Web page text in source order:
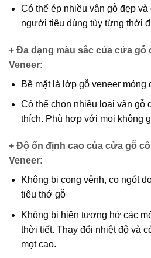
Có thể ép nhiều vân gỗ đẹp
người tiêu dùng tùy từng thời
+ Đa dạng màu sắc của cửa gỗ
Veneer:
Bề mặt là lớp gỗ veneer mỏng
Có thể chọn nhiều loại vân gỗ
thích. Phù hợp với mọi không
+ Độ ổn định cao của cửa gỗ
Veneer:
Không bị cong vênh, co ngót
tiêu thớ gỗ
Không bị hiện tượng hở các
thời tiết. Thay đổi nhiệt độ và
mọt cao.